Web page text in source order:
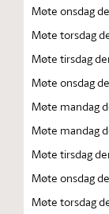
Møte onsdag
Møte torsdag
Møte tirsdag
Møte onsdag
Møte mandag
Møte mandag
Møte tirsdag
Møte onsdag
Møte torsdag